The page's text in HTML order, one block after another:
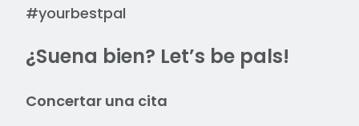
#yourbestpal
¿Suena bien? Let’s be pals!
Concertar una cita